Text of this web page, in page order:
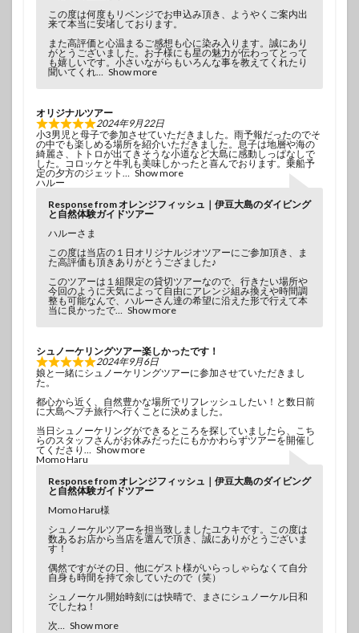
この度は何度もリベンジでお申込み頂き、ようやくご案内出
来て本当に安堵しております。
また高評価と心温まるご感想も心に染み入ります。誠にあり
がとうございました。お子様にも星の魅力が伝わってとって
も嬉しいです。小さいながらもいろんな事を教えてくれたり
聞いてくれ
Show more
オリジナルツアー
2024年9月22日
小3男児と母子で参加させていただきました。雨予報だったのでそ
の中でも楽しめる場所を紹介いただきました。息子は地層や海の
綺麗さ、トトロが出てきそうな小道など大島に感動しっぱなしで
した。コロッケと牛乳も美味しかったと喜んでおります。乗船予
定の夕方のジェット
Show more
ハルー
Response from オレンジフィッシュ｜伊豆大島のダイビング
と自然体験ガイドツアー
ハルーさま
この度は当店の１日オリジナルジオツアーにご参加頂き、ま
た高評価も頂きありがとうござました♪
このツアーは１組限定の貸切ツアーなので、行きたい場所や
今回のように天気によって自由にアレンジ組み換えや時間調
整も可能なんで、ハルーさん達の希望に沿えた形で行えて本
当に良かったで
Show more
シュノーケリングツアー楽しかったです！
2024年9月6日
娘と一緒にシュノーケリングツアーに参加させていただきまし
た。
都心から近く、自然豊かな場所でリフレッシュしたい！と数日前
に大島へプチ旅行へ行くことに決めました。
当日シュノーケリングができるところを探していましたら、こち
らのスタッフさんがお休みだったにもかかわらずツアーを開催し
てくださり
Show more
Momo Haru
Response from オレンジフィッシュ｜伊豆大島のダイビング
と自然体験ガイドツアー
Momo Haru様
シュノーケルツアーを担当致しましたユウキです。この度は
数あるお店から当店を選んで頂き、誠にありがとうございま
す！
偶然ですがその日、他にゲスト様がいらっしゃらなくて自分
自身も時間を持て余していたので（笑）
シュノーケル開始時刻には快晴で、まさにシュノーケル日和
でしたね！
次
Show more